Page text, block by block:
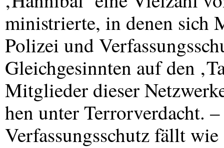
ministrierte, in denen sich
Polizei und
Gleichgesinnten auf den
Mitglieder dieser
hen unter Terrorverdacht.
Verfassungsschutz fällt wie